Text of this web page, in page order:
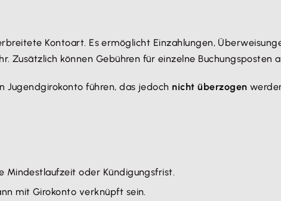
Kontoart. Es ermöglicht Einzahlungen,
Zusätzlich können Gebühren für einzelne Buchungsposten
Jugendgirokonto führen, das jedoch nicht überzogen
Mindestlaufzeit oder Kündigungsfrist.
mit Girokonto verknüpft sein.